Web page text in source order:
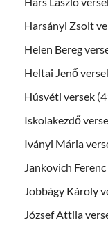
Harsányi Zsolt
Helen Bereg
Heltai Jenő
Húsvéti versek
Iskolakezdő
Iványi Mária
Jankovich
Jobbágy Károly
József Attila